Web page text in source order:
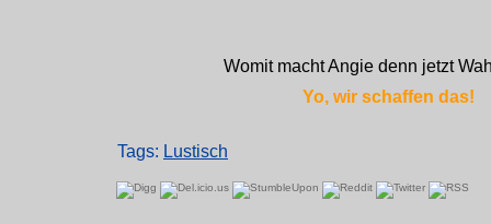
Womit macht Angie denn jetzt
Yo, wir schaffen das!
Tags: Lustisch